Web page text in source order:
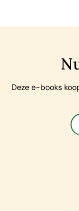
Deze e-books